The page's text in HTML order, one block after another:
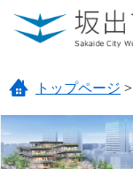
ページの先頭です。
メニューを飛ばして
トップページ >